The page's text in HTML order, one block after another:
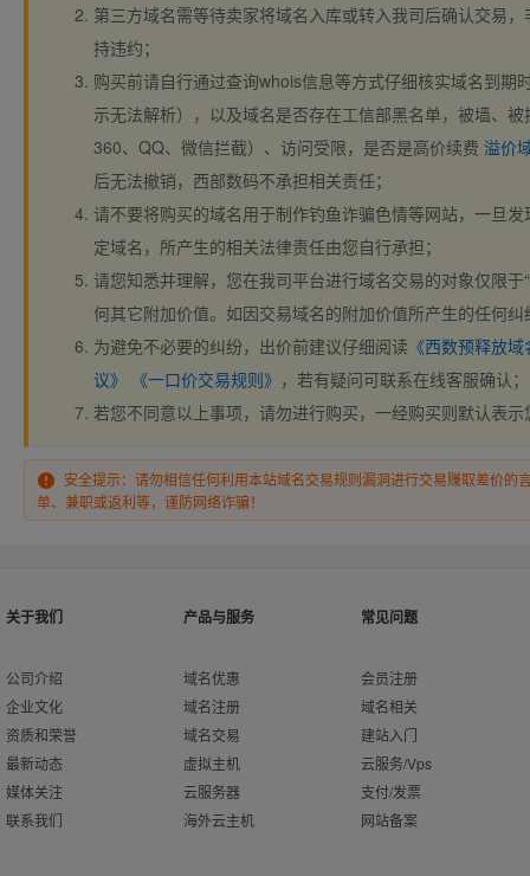
第三方域名需等待卖家将域名入库或转入我司后确认交易
持违约；
购买前请自行通过查询whois信息等方式仔细核实域名到期
示无法解析），以及域名是否存在工信部黑名单，被墙、
360、QQ、微信拦截）、访问受限，是否是高价续费 溢价
后无法撤销，西部数码不承担相关责任；
请不要将购买的域名用于制作钓鱼诈骗色情等网站，一旦
定域名，所产生的相关法律责任由您自行承担；
请您知悉并理解，您在我司平台进行域名交易的对象仅限于
何其它附加价值。如因交易域名的附加价值所产生的任何
为避免不必要的纠纷，出价前建议仔细阅读 《西数预释放
议》
《一口价交易规则》 ，若有疑问可联系在线客服确认；
若您不同意以上事项，请勿进行购买，一经购买则默认表
安全提示：请勿相信任何利用本站域名交易规则漏洞进行交易赚取差价的
单、兼职或返利等，谨防网络诈骗！
关于我们
公司介绍
企业文化
资质和荣誉
最新动态
媒体关注
联系我们
产品与服务
域名优惠
域名注册
域名交易
虚拟主机
云服务器
海外云主机
常见问题
会员注册
域名相关
建站入门
云服务/Vps
支付/发票
网站备案